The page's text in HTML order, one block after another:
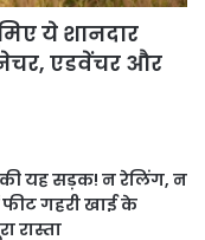
ये शानदार
एडवेंचर और
यह सड़क! न रेलिंग, न
फीट गहरी खाई के
रास्ता